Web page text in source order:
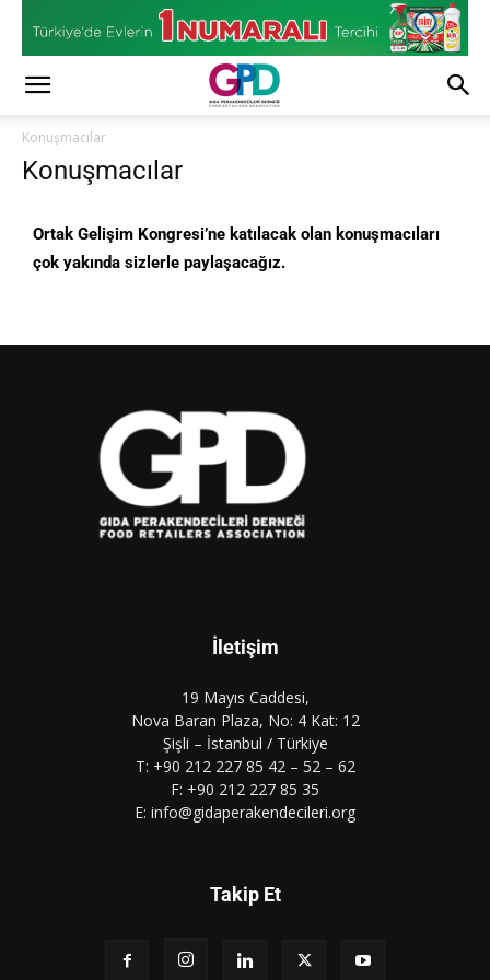
Konuşmacılar
Konuşmacılar
Ortak Gelişim Kongresi’ne katılacak olan konuşmacıları
çok yakında sizlerle paylaşacağız.
İletişim
19 Mayıs Caddesi,
Nova Baran Plaza, No: 4 Kat: 12
Şişli – İstanbul / Türkiye
T: +90 212 227 85 42 – 52 – 62
F: +90 212 227 85 35
E: info@gidaperakendecileri.org
Takip Et